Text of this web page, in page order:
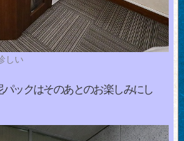
しい
パックはそのあとのお楽しみにし